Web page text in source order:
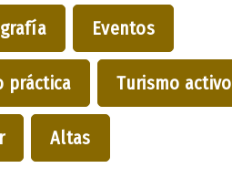
Eventos
práctica Turismo activo
Altas